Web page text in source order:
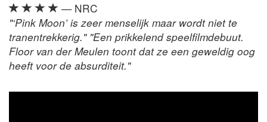
— NRC
"‘Pink Moon’ is zeer menselijk maar wordt niet te
tranentrekkerig." "Een prikkelend speelfilmdebuut.
Floor van der Meulen toont dat ze een geweldig oog
heeft voor de absurditeit."